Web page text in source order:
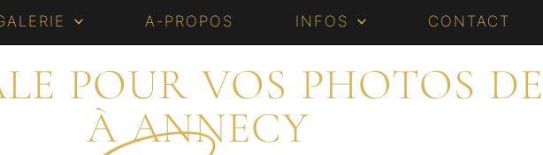
A-PROPOS INFOS CONTACT
POUR VOS PHOTOS
À ANNECY